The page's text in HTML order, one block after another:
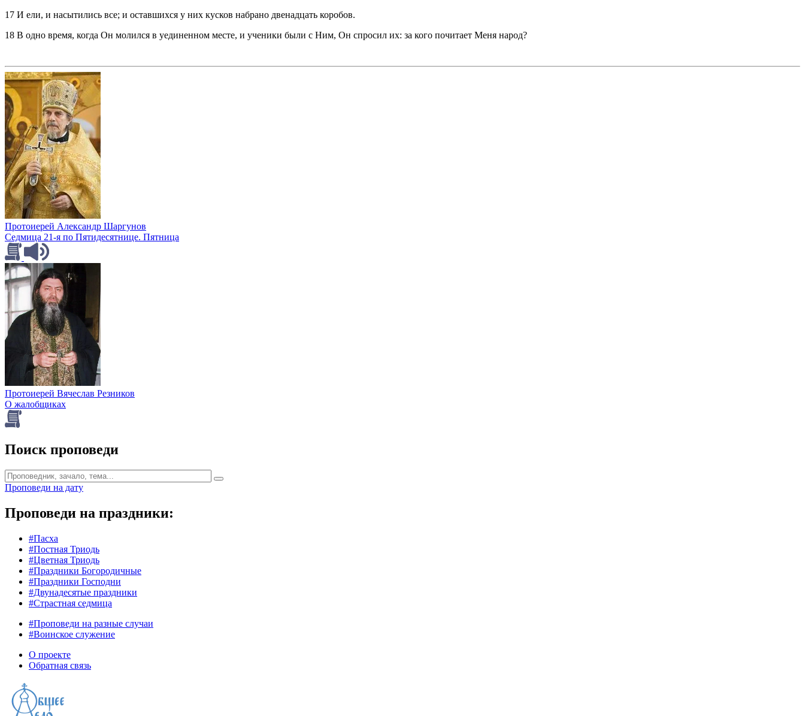
17 И ели, и насытились все; и оставшихся у них кусков набрано двенадцать коробов.
18 В одно время, когда Он молился в уединенном месте, и ученики были с Ним, Он спросил их: за кого почитает Меня народ?
Протоиерей Александр Шаргунов
Седмица 21-я по Пятидесятнице. Пятница
Протоиерей Вячеслав Резников
О жалобщиках
Поиск проповеди
Проповеди на дату
Проповеди на праздники:
#Пасха
#Постная Триодь
#Цветная Триодь
#Праздники Богородичные
#Праздники Господни
#Двунадесятые праздники
#Страстная седмица
#Проповеди на разные случаи
#Воинское служение
О проекте
Обратная связь